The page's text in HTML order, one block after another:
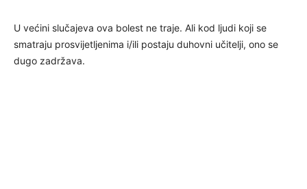
U većini slučajeva ova bolest ne traje. Ali kod ljudi koji se
smatraju prosvijetljenima i/ili postaju duhovni učitelji, ono se
dugo zadržava.